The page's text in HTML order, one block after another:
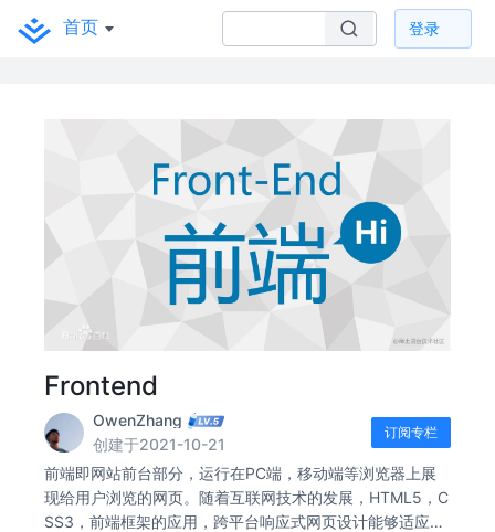
首页 登录
Frontend
OwenZhang
创建于2021-10-21
订阅专栏
前端即网站前台部分，运行在PC端，移动端等浏览器上展
现给用户浏览的网页。随着互联网技术的发展，HTML5，C
SS3，前端框架的应用，跨平台响应式网页设计能够适应各